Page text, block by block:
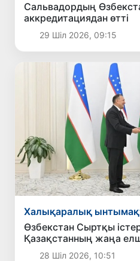
Сальвадордың Өзбекстандағы
аккредитациядан өтті
29 Шіл 2026, 09:15
Халықаралық
Өзбекстан Сыртқы
Қазақстанның жаңа
грамоталарының
28 Шіл 2026, 10:51